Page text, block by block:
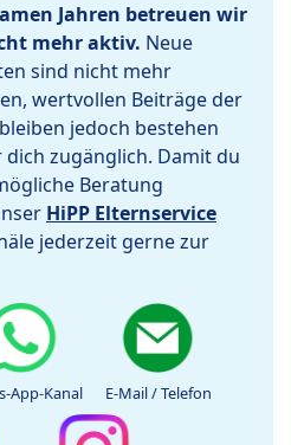
Jahren betreuen wir
mehr aktiv. Neue
sind nicht mehr
wertvollen Beiträge der
jedoch bestehen
zugänglich. Damit du
Beratung
HiPP Elternservice
jederzeit gerne zur
App-Kanal E-Mail / Telefon